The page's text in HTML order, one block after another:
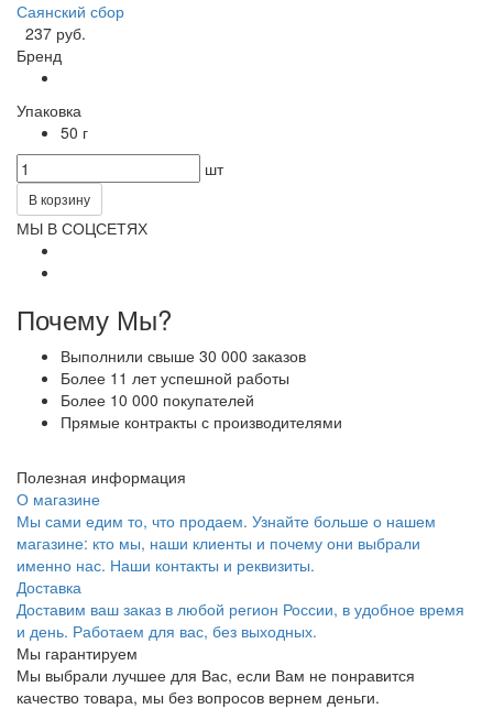
Саянский сбор
237 руб.
Бренд
Упаковка
50 г
шт
В корзину
МЫ В СОЦСЕТЯХ
Почему Мы?
Выполнили свыше 30 000 заказов
Более 11 лет успешной работы
Более 10 000 покупателей
Прямые контракты с производителями
Полезная информация
О магазине
Мы сами едим то, что продаем. Узнайте больше о нашем
магазине: кто мы, наши клиенты и почему они выбрали
именно нас. Наши контакты и реквизиты.
Доставка
Доставим ваш заказ в любой регион России, в удобное время
и день. Работаем для вас, без выходных.
Мы гарантируем
Мы выбрали лучшее для Вас, если Вам не понравится
качество товара, мы без вопросов вернем деньги.